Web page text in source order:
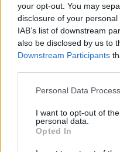
your opt-out. You may
disclosure of your
IAB’s list of downstream
also be disclosed by us to
Downstream Participants
Please note that this
not limited to your visit or
grant or deny consent to
use your data for below
consent section.
Personal Data
I want to opt-out of
personal data.
Opted In
di molti investitori.
dimenticare il valore
è fondamentale
nuove opportunità
gestione del rischio.
opportunità per chi è
intelligenza e